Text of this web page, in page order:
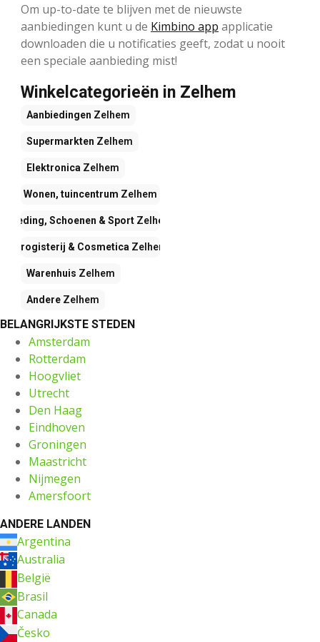
Om up-to-date te blijven met de nieuwste
aanbiedingen kunt u de Kimbino app applicatie
downloaden die u notificaties geeft, zodat u nooit
een speciale aanbieding mist!
Winkelcategorieën in Zelhem
Aanbiedingen Zelhem
Supermarkten Zelhem
Elektronica Zelhem
Wonen, tuincentrum Zelhem
Kleding, Schoenen & Sport Zelhem
Drogisterij & Cosmetica Zelhem
Warenhuis Zelhem
Andere Zelhem
BELANGRIJKSTE STEDEN
Amsterdam
Rotterdam
Hoogvliet
Utrecht
Den Haag
Eindhoven
Groningen
Maastricht
Nijmegen
Amersfoort
ANDERE LANDEN
Argentina
Australia
België
Brasil
Canada
Česko